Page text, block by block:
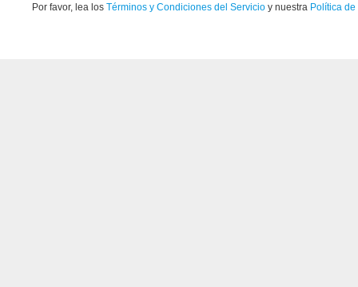
Por favor, lea los Términos y Condiciones del Servicio y nuestra Política